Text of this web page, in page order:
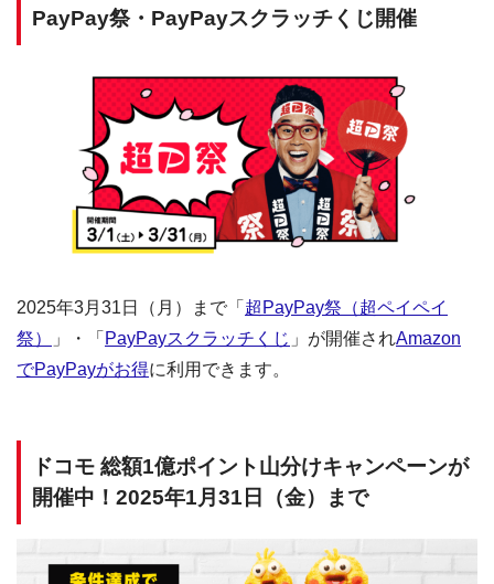
PayPay祭・PayPayスクラッチくじ開催
2025年3月31日（月）まで「 超PayPay祭（超ペイペイ
祭）
」・「 PayPayスクラッチくじ 」が開催されAmazon
でPayPayがお得に利用できます。
ドコモ 総額1億ポイント山分けキャンペーンが
開催中！2025年1月31日（金）まで